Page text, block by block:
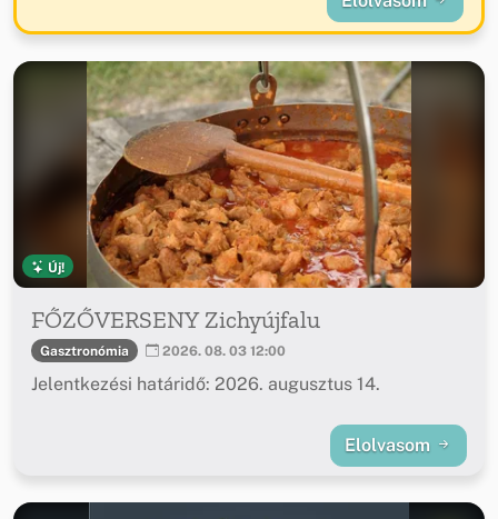
Új!
FŐZŐVERSENY Zichyújfalu
Gasztronómia 2026. 08. 03 12:00
Jelentkezési határidő: 2026. augusztus 14.
Elolvasom